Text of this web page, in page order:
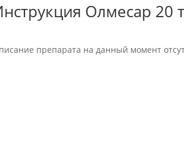
Олмесар 20
препарата на данный момент